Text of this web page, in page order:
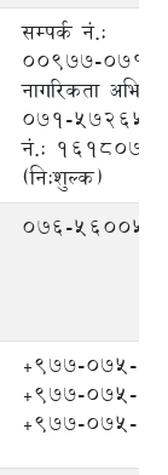
सम्पर्क नं.:
००९७७-०७१-
नागरिकता
०७१-५७२६५८
नं.:
(नि:शुल्क)
076-560051
+९७७-०७५-
+९७७-०७५-
+९७७-०७५-